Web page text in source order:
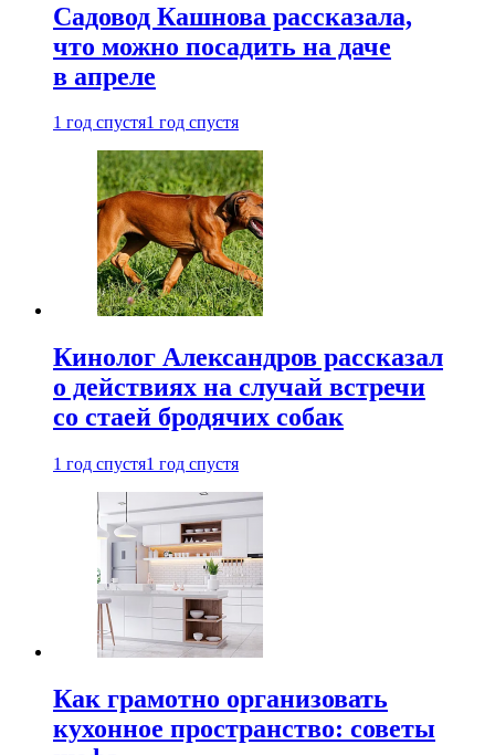
Садовод Кашнова рассказала,
что можно посадить на даче
в апреле
1 год спустя1 год спустя
Кинолог Александров рассказал
о действиях на случай встречи
со стаей бродячих собак
1 год спустя1 год спустя
Как грамотно организовать
кухонное пространство: советы